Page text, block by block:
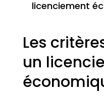
licenciement
Les
un